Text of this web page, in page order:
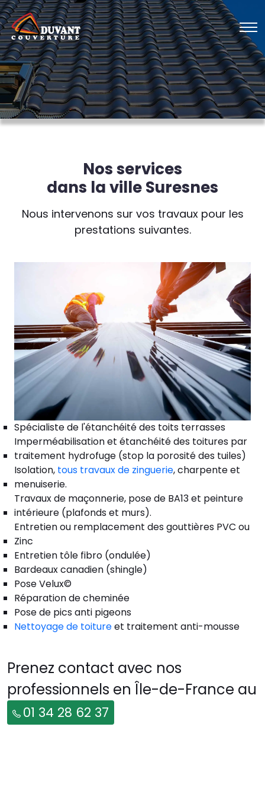
Nos services
dans la ville Suresnes
Nous intervenons sur vos travaux pour les
prestations suivantes.
Spécialiste de l'étanchéité des toits terrasses
Imperméabilisation et étanchéité des toitures par
traitement hydrofuge (stop la porosité des tuiles)
Isolation, tous travaux de zinguerie, charpente et
menuiserie.
Travaux de maçonnerie, pose de BA13 et peinture
intérieure (plafonds et murs).
Entretien ou remplacement des gouttières PVC ou
Zinc
Entretien tôle fibro (ondulée)
Bardeaux canadien (shingle)
Pose Velux©
Réparation de cheminée
Pose de pics anti pigeons
Nettoyage de toitureet traitement anti-mousse
Prenez contact avec nos
professionnels en Île-de-France au
01 34 28 62 37